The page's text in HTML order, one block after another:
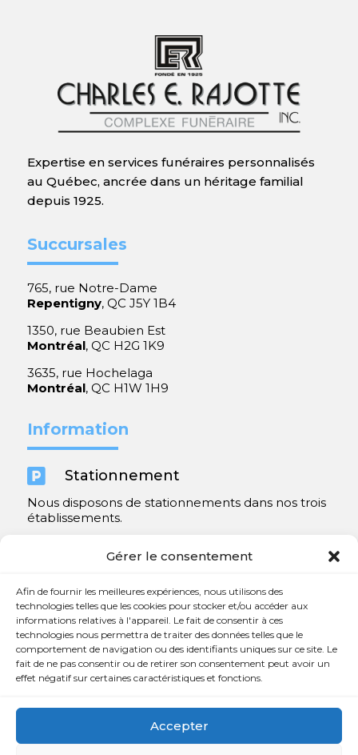
Gérer le consentement
Afin de fournir les meilleures expériences, nous utilisons des
technologies telles que les cookies pour stocker et/ou accéder aux
informations relatives à l'appareil. Le fait de consentir à ces
technologies nous permettra de traiter des données telles que le
comportement de navigation ou des identifiants uniques sur ce site. Le
fait de ne pas consentir ou de retirer son consentement peut avoir un
effet négatif sur certaines caractéristiques et fonctions.
Accepter
Expertise en services funéraires personnalisés
au Québec, ancrée dans un héritage familial
depuis 1925.
Succursales
765, rue Notre-Dame
Repentigny, QC J5Y 1B4
1350, rue Beaubien Est
Montréal, QC H2G 1K9
3635, rue Hochelaga
Montréal, QC H1W 1H9
Information
 Stationnement
Nous disposons de stationnements dans nos trois
établissements.
Contact
 450 654-3342
 info@charlesrajotte.com
765, rue Notre-Dame